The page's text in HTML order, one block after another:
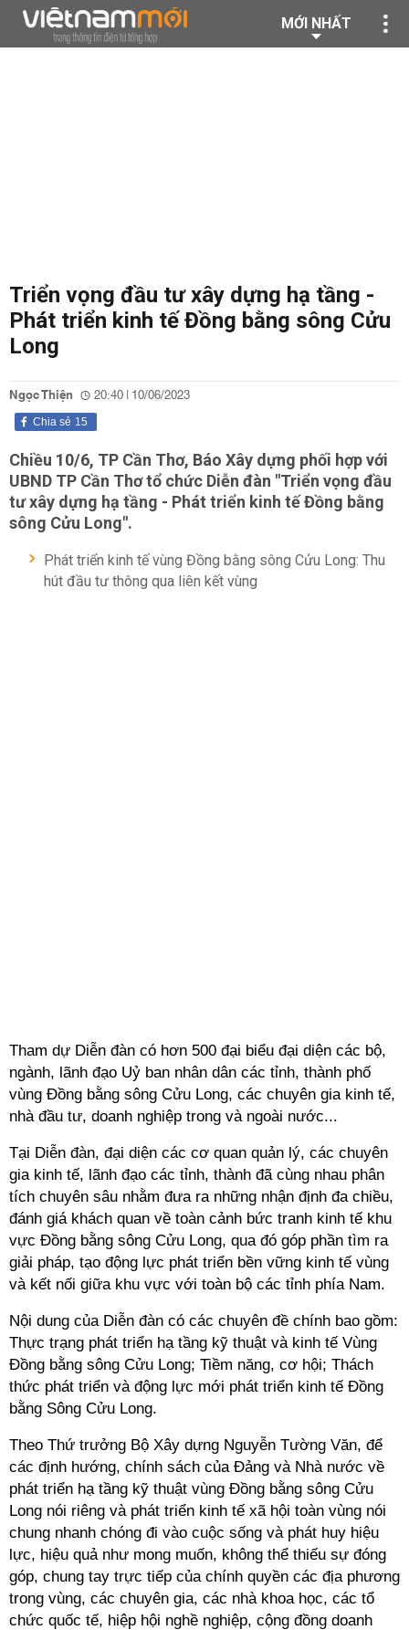
MỚI NHẤT
Triển vọng đầu tư xây dựng hạ tầng -
Phát triển kinh tế Đồng bằng sông Cửu
Long
Ngọc Thiện 20:40 | 10/06/2023
15
Chia sẻ
Chiều 10/6, TP Cần Thơ, Báo Xây dựng phối hợp với
UBND TP Cần Thơ tổ chức Diễn đàn "Triển vọng đầu
tư xây dựng hạ tầng - Phát triển kinh tế Đồng bằng
sông Cửu Long".
Phát triển kinh tế vùng Đồng bằng sông Cửu Long: Thu
hút đầu tư thông qua liên kết vùng
Tham dự Diễn đàn có hơn 500 đại biểu đại diện các bộ,
ngành, lãnh đạo Uỷ ban nhân dân các tỉnh, thành phố
vùng Đồng bằng sông Cửu Long, các chuyên gia kinh tế,
nhà đầu tư, doanh nghiệp trong và ngoài nước...
Tại Diễn đàn, đại diện các cơ quan quản lý, các chuyên
gia kinh tế, lãnh đạo các tỉnh, thành đã cùng nhau phân
tích chuyên sâu nhằm đưa ra những nhận định đa chiều,
đánh giá khách quan về toàn cảnh bức tranh kinh tế khu
vực Đồng bằng sông Cửu Long, qua đó góp phần tìm ra
giải pháp, tạo động lực phát triển bền vững kinh tế vùng
và kết nối giữa khu vực với toàn bộ các tỉnh phía Nam.
Nội dung của Diễn đàn có các chuyên đề chính bao gồm:
Thực trạng phát triển hạ tầng kỹ thuật và kinh tế Vùng
Đồng bằng sông Cửu Long; Tiềm năng, cơ hội; Thách
thức phát triển và động lực mới phát triển kinh tế Đồng
bằng Sông Cửu Long.
Theo Thứ trưởng Bộ Xây dựng Nguyễn Tường Văn, để
các định hướng, chính sách của Đảng và Nhà nước về
phát triển hạ tầng kỹ thuật vùng Đồng bằng sông Cửu
Long nói riêng và phát triển kinh tế xã hội toàn vùng nói
chung nhanh chóng đi vào cuộc sống và phát huy hiệu
lực, hiệu quả như mong muốn, không thể thiếu sự đóng
góp, chung tay trực tiếp của chính quyền các địa phương
trong vùng, các chuyên gia, các nhà khoa học, các tổ
chức quốc tế, hiệp hội nghề nghiệp, cộng đồng doanh